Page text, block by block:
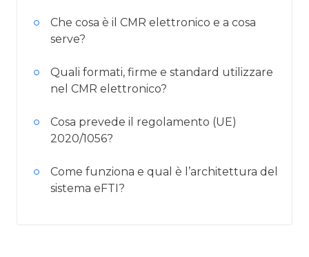
Che cosa è il CMR elettronico e a cosa
serve?
Quali formati, firme e standard utilizzare
nel CMR elettronico?
Cosa prevede il regolamento (UE)
2020/1056?
Come funziona e qual è l’architettura del
sistema eFTI?